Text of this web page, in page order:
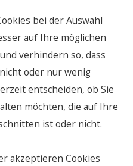
bei der Auswahl
auf Ihre möglichen
verhindern so, dass
oder nur wenig
entscheiden, ob Sie
möchten, die auf Ihre
ist oder nicht.
akzeptieren Cookies